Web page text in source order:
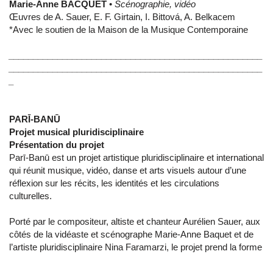
Marie-Anne BACQUET • Scénographie, vidéo
Œuvres de A. Sauer, E. F. Girtain, I. Bittová, A. Belkacem
*Avec le soutien de la Maison de la Musique Contemporaine
PARĪ-BANŪ
Projet musical pluridisciplinaire
Présentation du projet
Parī-Banū est un projet artistique pluridisciplinaire et international
qui réunit musique, vidéo, danse et arts visuels autour d’une
réflexion sur les récits, les identités et les circulations
culturelles.
Porté par le compositeur, altiste et chanteur Aurélien Sauer, aux
côtés de la vidéaste et scénographe Marie-Anne Baquet et de
l’artiste pluridisciplinaire Nina Faramarzi, le projet prend la forme